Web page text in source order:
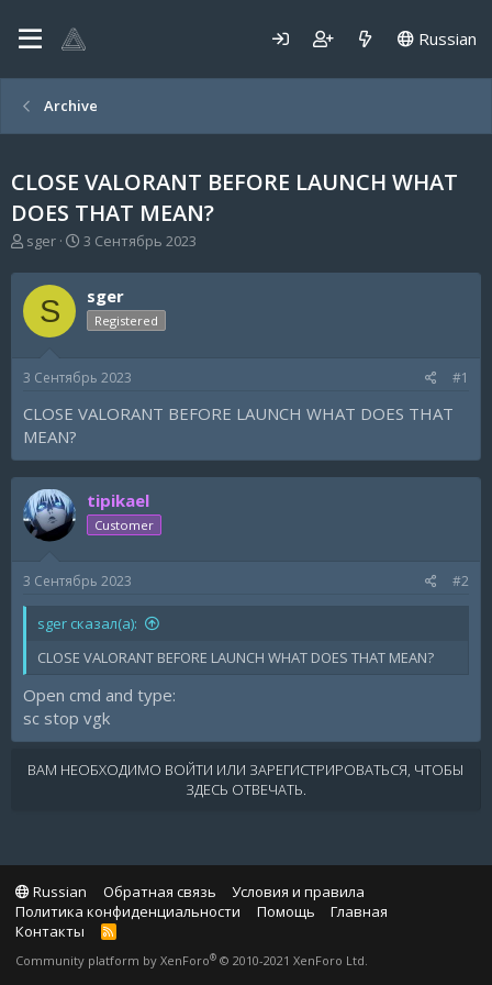
Russian
Archive
CLOSE VALORANT BEFORE LAUNCH WHAT
DOES THAT MEAN?
А
т
о
р
т
м
sger
Д
т
а
а
а
3 Сентябрь 2023
S sger
Registered
3 Сентябрь 2023 #1
CLOSE VALORANT BEFORE LAUNCH WHAT DOES THAT
MEAN?
tipikael
Customer
3 Сентябрь 2023 #2
sger сказал(а):
CLOSE VALORANT BEFORE LAUNCH WHAT DOES THAT MEAN?
Open cmd and type:
sc stop vgk
ВАМ НЕОБХОДИМО ВОЙТИ ИЛИ ЗАРЕГИСТРИРОВАТЬСЯ, ЧТОБЫ
ЗДЕСЬ ОТВЕЧАТЬ.
Russian Обратная связь
Условия и правила
Политика конфиденциальности
Помощь
Главная
Контакты
R
S
Community platform by XenForo® © 2010-2021 XenForo Ltd.